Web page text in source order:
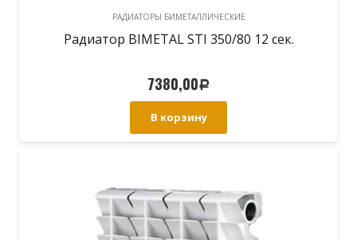
РАДИАТОРЫ БИМЕТАЛЛИЧЕСКИЕ
Радиатор BIMETAL STI 350/80 12 сек.
7380,00Р
В корзину